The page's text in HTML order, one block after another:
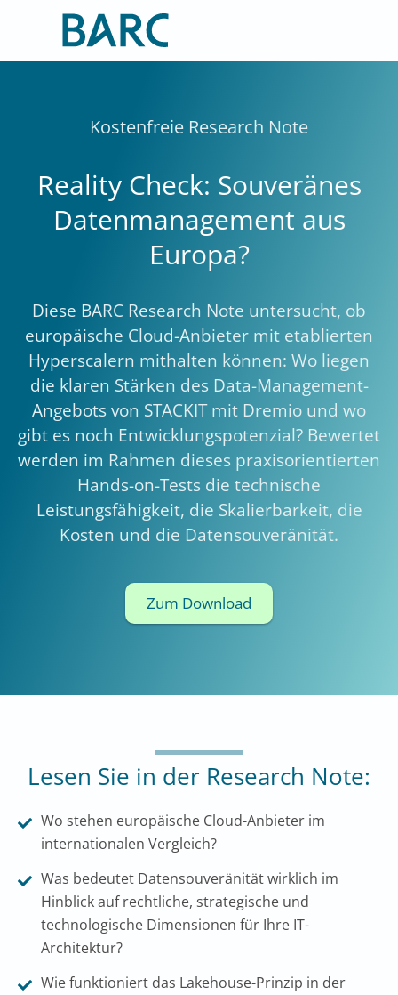
springen
Kostenfreie Research Note
Reality Check: Souveränes
Datenmanagement aus
Europa?
Diese BARC Research Note untersucht, ob
europäische Cloud-Anbieter mit etablierten
Hyperscalern mithalten können: Wo liegen
die klaren Stärken des Data-Management-
Angebots von STACKIT mit Dremio und wo
gibt es noch Entwicklungspotenzial? Bewertet
werden im Rahmen dieses praxisorientierten
Hands-on-Tests die technische
Leistungsfähigkeit, die Skalierbarkeit, die
Kosten und die Datensouveränität.
Zum Download
Lesen Sie in der Research Note:
Wo stehen europäische Cloud-Anbieter im
internationalen Vergleich?
Was bedeutet Datensouveränität wirklich im
Hinblick auf rechtliche, strategische und
technologische Dimensionen für Ihre IT-
Architektur?
Wie funktioniert das Lakehouse-Prinzip in der